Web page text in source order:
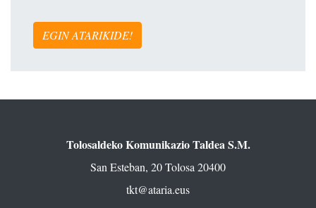
EGIN ATARIKIDE!
Tolosaldeko Komunikazio Taldea S.M.
San Esteban, 20 Tolosa 20400
tkt@ataria.eus